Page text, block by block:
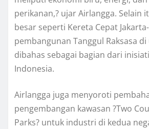
perikanan,? ujar Airlangga. Selain
besar seperti Kereta Cepat
pembangunan Tanggul Raksasa
dibahas sebagai bagian dari
Indonesia.
Airlangga juga menyoroti
pengembangan kawasan ?Two
Parks? untuk industri di kedua